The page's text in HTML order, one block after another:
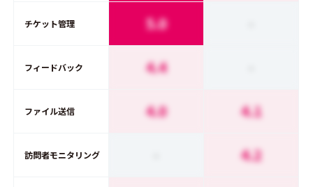
チケット管理 5.0
フィードバック 4.4
ファイル送信 4.0 4.1
訪問者モニタリング 4.2